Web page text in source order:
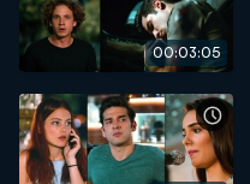
00:03:05